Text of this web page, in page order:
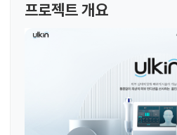
프로젝트 개요